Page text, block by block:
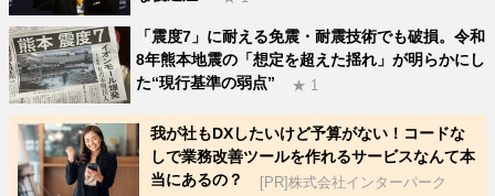
「震度7」に耐える免震・耐震技術でも破損。令和
8年熊本地震の「想定を超えた揺れ」が明らかにし
た“現行基準の弱点”
★ 1
我が社もDXしたいけど予算がない！コードな
しで業務改善ツールを作れるサービスなんて本
当にあるの？
[PR]株式会社インターパーク